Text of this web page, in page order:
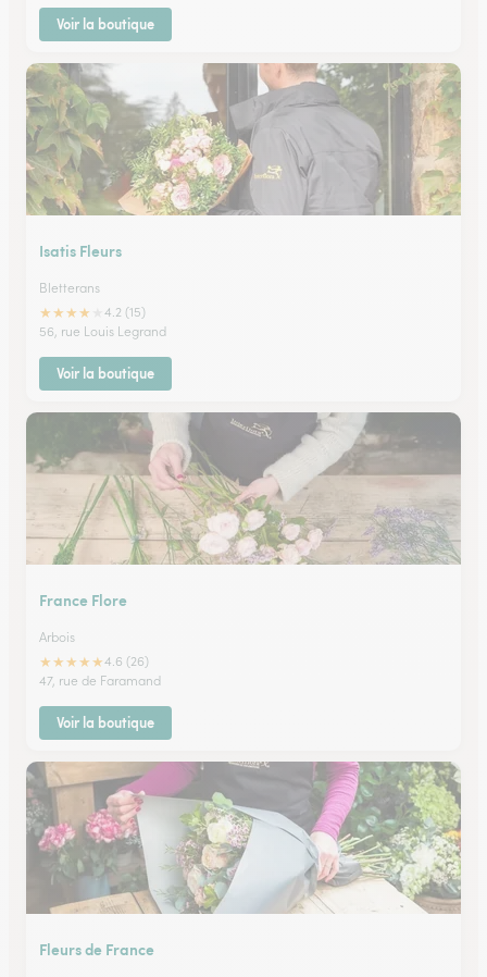
Voir la boutique
Isatis Fleurs
Bletterans
★★★★
4.2 (15)
56, rue Louis Legrand
Voir la boutique
France Flore
Arbois
★★★★★4.6 (26)
47, rue de Faramand
Voir la boutique
Fleurs de France